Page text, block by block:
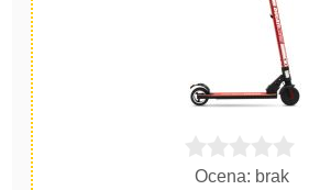
Ocena: brak